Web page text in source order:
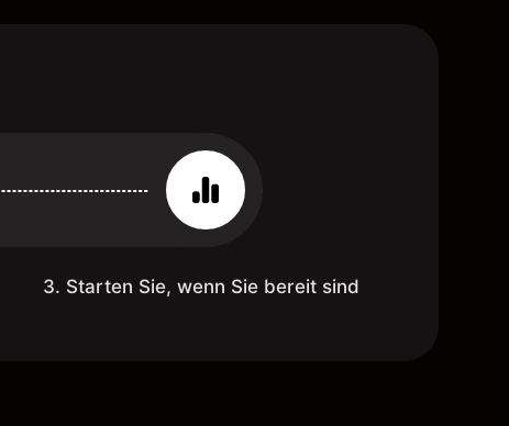
3. Starten Sie, wenn Sie bereit sind